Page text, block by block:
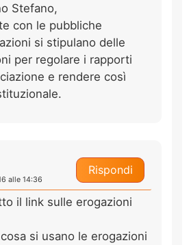
Stefano,
con le pubbliche
si stipulano delle
per regolare i rapporti
e rendere così
Rispondi
alle 14:36
il link sulle erogazioni
si usano le erogazioni